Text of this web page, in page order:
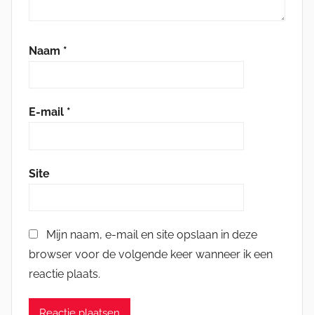
Naam *
E-mail *
Site
Mijn naam, e-mail en site opslaan in deze
browser voor de volgende keer wanneer ik een
reactie plaats.